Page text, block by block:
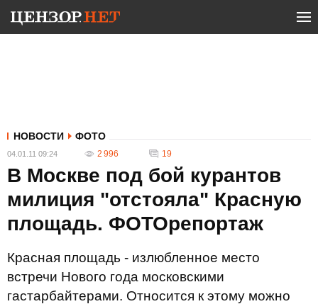
НОВОСТИ ФОТО
04.01.11 09:24 2 996 19
В Москве под бой курантов
милиция "отстояла" Красную
площадь. ФОТОрепортаж
Красная площадь - излюбленное место
встречи Нового года московскими
гастарбайтерами. Относится к этому можно